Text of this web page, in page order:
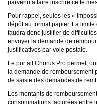
parvenu à faire inscrire cette
Pour rappel, seules les «
dépôt au format papier. La
faudra donc justifier de
envoyer la demande de
justificatives par voie postale.
Le portail Chorus Pro permet,
la demande de remboursement
de saisie des demandes de
Les montants de
consommations facturées entre